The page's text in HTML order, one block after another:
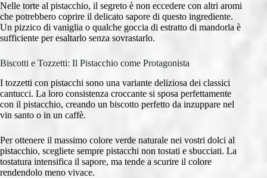
Nelle torte al pistacchio, il segreto è non eccedere con altri aromi
che potrebbero coprire il delicato sapore di questo ingrediente.
Un pizzico di vaniglia o qualche goccia di estratto di mandorla è
sufficiente per esaltarlo senza sovrastarlo.
Biscotti e Tozzetti: Il Pistacchio come Protagonista
I tozzetti con pistacchi sono una variante deliziosa dei classici
cantucci. La loro consistenza croccante si sposa perfettamente
con il pistacchio, creando un biscotto perfetto da inzuppare nel
vin santo o in un caffè.
Per ottenere il massimo colore verde naturale nei vostri dolci al
pistacchio, scegliete sempre pistacchi non tostati e sbucciati. La
tostatura intensifica il sapore, ma tende a scurire il colore
rendendolo meno vivace.